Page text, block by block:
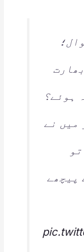
ہوئے؟
میں نے
پیچھے